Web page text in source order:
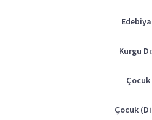
Kurgu
Çocuk
Çocuk